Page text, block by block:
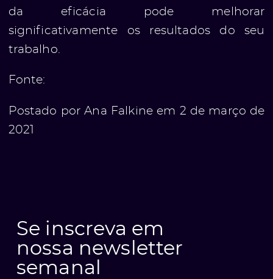
da eficácia pode melhorar
significativamente os resultados do seu
trabalho.
Fonte:
Postado por Ana Falkine em 2 de março de
2021
Se inscreva em
nossa newsletter
semanal